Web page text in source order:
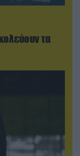
τα